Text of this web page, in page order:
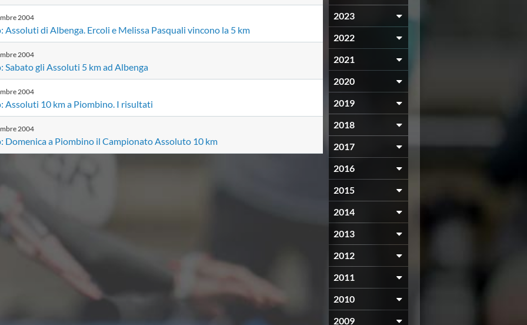
2004
Assoluti di Albenga. Ercoli e Melissa Pasquali vincono la 5 km
2004
Sabato gli Assoluti 5 km ad Albenga
2004
Assoluti 10 km a Piombino. I risultati
2004
Domenica a Piombino il Campionato Assoluto 10 km
2023
2022
2021
2020
2019
2018
2017
2016
2015
2014
2013
2012
2011
2010
2009